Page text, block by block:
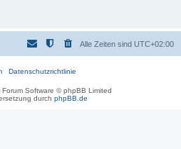
Alle Zeiten sind UTC+02:00
Datenschutzrichtlinie
Forum Software © phpBB Limited
durch phpBB.de